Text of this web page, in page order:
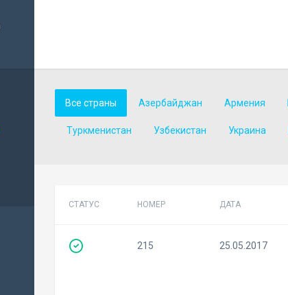
Все страны Азербайджан Армения
Туркменистан Узбекистан Украина
СТАТУС НОМЕР ДАТА
215 25.05.2017